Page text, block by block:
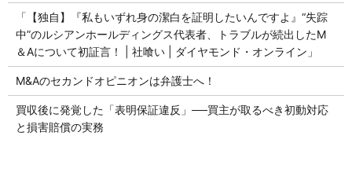
「【独自】『私もいずれ身の潔白を証明したいんですよ』“失踪
中”のルシアンホールディングス代表者、トラブルが続出したM
＆Aについて初証言！ | 社喰い | ダイヤモンド・オンライン」
M&Aのセカンドオピニオンは弁護士へ！
買収後に発覚した「表明保証違反」──買主が取るべき初動対応
と損害賠償の実務